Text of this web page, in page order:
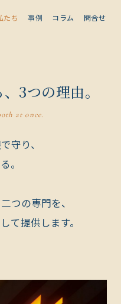
たち 事例 コラム 問合せ
3つの理由。
at once.
守り、
。
つの専門を、
て提供します。